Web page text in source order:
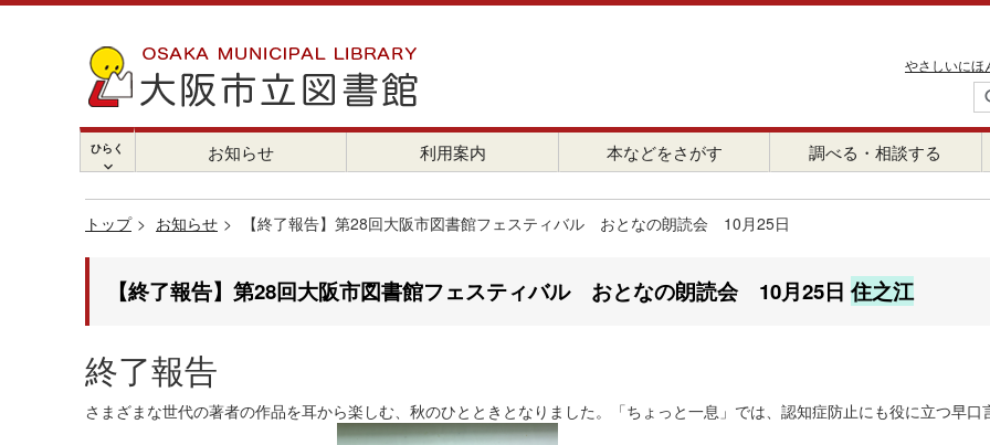
やさしいにほ
ひらく
chevron_right
お知らせ 利用案内 本などをさがす 調べる・相談する
トップ お知らせ 【終了報告】第28回大阪市図書館フェスティバル おとなの朗読会 10月25日
【終了報告】第28回大阪市図書館フェスティバル おとなの朗読会 10月25日 住之江
終了報告
さまざまな世代の著者の作品を耳から楽しむ、秋のひとときとなりました。「ちょっと一息」では、認知症防止にも役に立つ早口